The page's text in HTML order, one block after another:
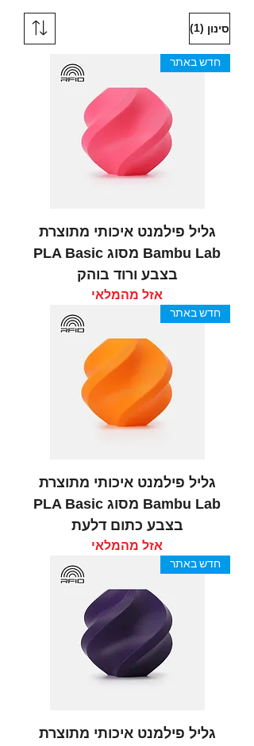
סינון (1)
חדש באתר
גליל פילמנט איכותי מתוצרת
Bambu Lab מסוג PLA Basic
בצבע ורוד בוהק
אזל מהמלאי
חדש באתר
גליל פילמנט איכותי מתוצרת
Bambu Lab מסוג PLA Basic
בצבע כתום דלעת
אזל מהמלאי
חדש באתר
גליל פילמנט איכותי מתוצרת